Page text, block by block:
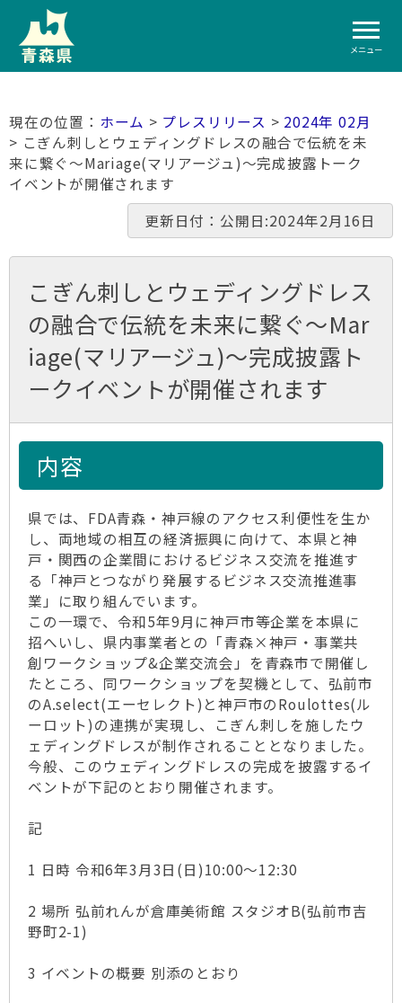
メニュー
ホーム > プレスリリース > 2024年 02月
> こぎん刺しとウェディングドレスの融合で伝統を未
来に繋ぐ～Mariage(マリアージュ)～完成披露トーク
イベントが開催されます
更新日付：公開日:2024年2月16日
こぎん刺しとウェディングドレス
の融合で伝統を未来に繋ぐ～Mar
iage(マリアージュ)～完成披露ト
ークイベントが開催されます
内容
県では、FDA青森・神戸線のアクセス利便性を生か
し、両地域の相互の経済振興に向けて、本県と神
戸・関西の企業間におけるビジネス交流を推進す
る「神戸とつながり発展するビジネス交流推進事
業」に取り組んでいます。
この一環で、令和5年9月に神戸市等企業を本県に
招へいし、県内事業者との「青森×神戸・事業共
創ワークショップ&企業交流会」を青森市で開催し
たところ、同ワークショップを契機として、弘前市
のA.select(エーセレクト)と神戸市のRoulottes(ル
ーロット)の連携が実現し、こぎん刺しを施したウ
ェディングドレスが制作されることとなりました。
今般、このウェディングドレスの完成を披露するイ
ベントが下記のとおり開催されます。
記
1 日時 令和6年3月3日(日)10:00～12:30
2 場所 弘前れんが倉庫美術館 スタジオB(弘前市吉
野町2-1)
3 イベントの概要 別添のとおり